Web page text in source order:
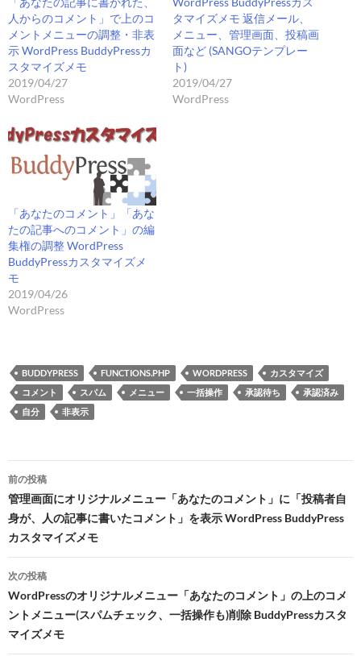
人からのコメント」で上のコ
メントメニューの調整・非表
示 WordPress BuddyPressカ
スタマイズメモ
2019/04/27
WordPress
タマイズメモ 返信メール、
メニュー、管理画面、投稿画
面など (SANGOテンプレー
ト)
2019/04/27
WordPress
「あなたのコメント」「あな
たの記事へのコメント」の編
集権の調整 WordPress
BuddyPressカスタマイズメ
モ
2019/04/26
WordPress
BUDDYPRESS FUNCTIONS.PHP WORDPRESS
カスタマイズ
コメント
スパム メニュー 一括操作 承認待ち
承認済み
自分
非表示
投
稿
ナ
ビ
ゲ
ー
シ
前の投稿
管理画面にオリジナルメニュー「あなたのコメント」に「投稿者自
身が、人の記事に書いたコメント」を表示 WordPress BuddyPress
カスタマイズメモ
次の投稿
WordPressのオリジナルメニュー「あなたのコメント」の上のコメ
ントメニュー(スパムチェック、一括操作も)削除 BuddyPressカスタ
マイズメモ